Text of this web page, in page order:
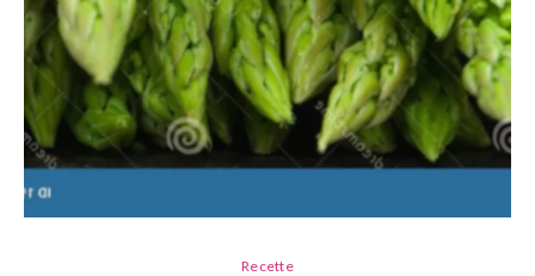
Recette